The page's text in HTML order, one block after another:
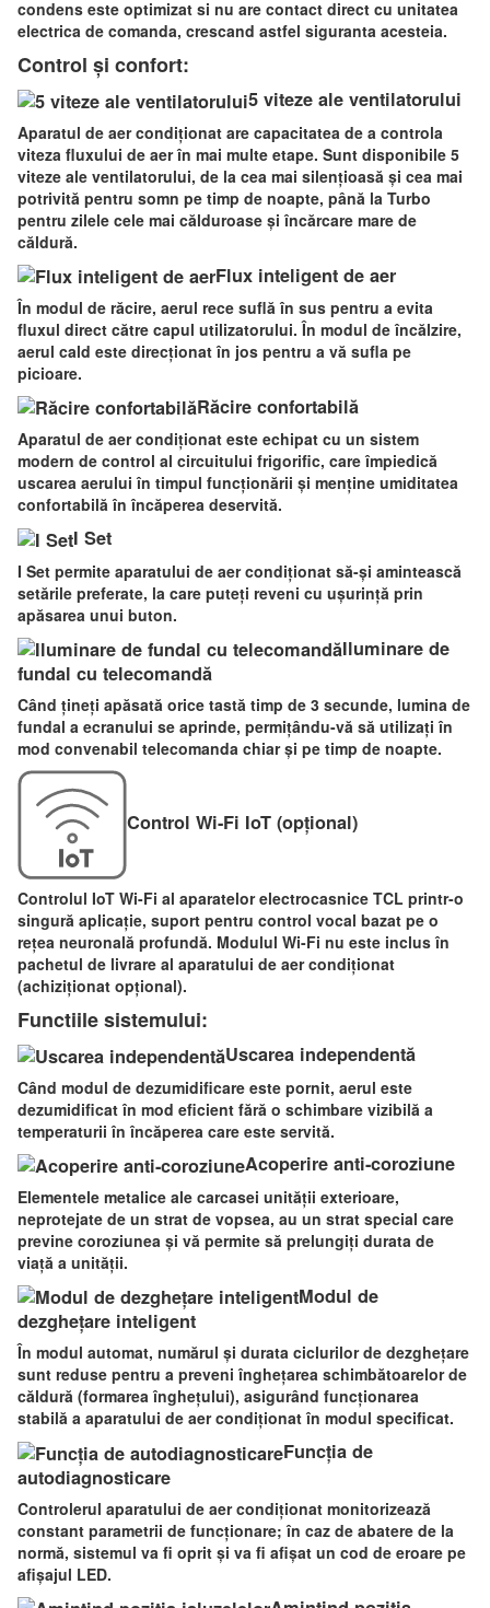
condens este optimizat si nu are contact direct cu unitatea
electrica de comanda, crescand astfel siguranta acesteia.
Control și confort:
5 viteze ale ventilatorului
Aparatul de aer condiționat are capacitatea de a controla
viteza fluxului de aer în mai multe etape. Sunt disponibile 5
viteze ale ventilatorului, de la cea mai silențioasă și cea mai
potrivită pentru somn pe timp de noapte, până la Turbo
pentru zilele cele mai călduroase și încărcare mare de
căldură.
Flux inteligent de aer
În modul de răcire, aerul rece suflă în sus pentru a evita
fluxul direct către capul utilizatorului. În modul de încălzire,
aerul cald este direcționat în jos pentru a vă sufla pe
picioare.
Răcire confortabilă
Aparatul de aer condiționat este echipat cu un sistem
modern de control al circuitului frigorific, care împiedică
uscarea aerului în timpul funcționării și menține umiditatea
confortabilă în încăperea deservită.
I Set
I Set permite aparatului de aer condiționat să-și amintească
setările preferate, la care puteți reveni cu ușurință prin
apăsarea unui buton.
Iluminare de
fundal cu telecomandă
Când țineți apăsată orice tastă timp de 3 secunde, lumina de
fundal a ecranului se aprinde, permițându-vă să utilizați în
mod convenabil telecomanda chiar și pe timp de noapte.
Control Wi-Fi IoT (opțional)
Controlul IoT Wi-Fi al aparatelor electrocasnice TCL printr-o
singură aplicație, suport pentru control vocal bazat pe o
rețea neuronală profundă. Modulul Wi-Fi nu este inclus în
pachetul de livrare al aparatului de aer condiționat
(achiziționat opțional).
Functiile sistemului:
Uscarea independentă
Când modul de dezumidificare este pornit, aerul este
dezumidificat în mod eficient fără o schimbare vizibilă a
temperaturii în încăperea care este servită.
Acoperire anti-coroziune
Elementele metalice ale carcasei unității exterioare,
neprotejate de un strat de vopsea, au un strat special care
previne coroziunea și vă permite să prelungiți durata de
viață a unității.
Modul de
dezghețare inteligent
În modul automat, numărul și durata ciclurilor de dezghețare
sunt reduse pentru a preveni înghețarea schimbătoarelor de
căldură (formarea înghețului), asigurând funcționarea
stabilă a aparatului de aer condiționat în modul specificat.
Funcția de
autodiagnosticare
Controlerul aparatului de aer condiționat monitorizează
constant parametrii de funcționare; în caz de abatere de la
normă, sistemul va fi oprit și va fi afișat un cod de eroare pe
afișajul LED.